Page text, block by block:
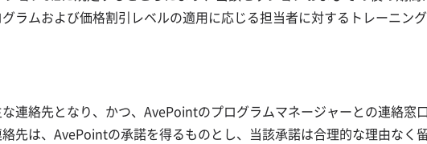
ラムおよび価格割引レベルの適用に応じる担当者に対するトレーニン
連絡先となり、かつ、AvePointのプログラムマネージャーとの連絡窓
先は、AvePointの承諾を得るものとし、当該承諾は合理的な理由なく